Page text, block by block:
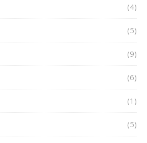
(4)
(5)
(9)
(6)
(1)
(5)